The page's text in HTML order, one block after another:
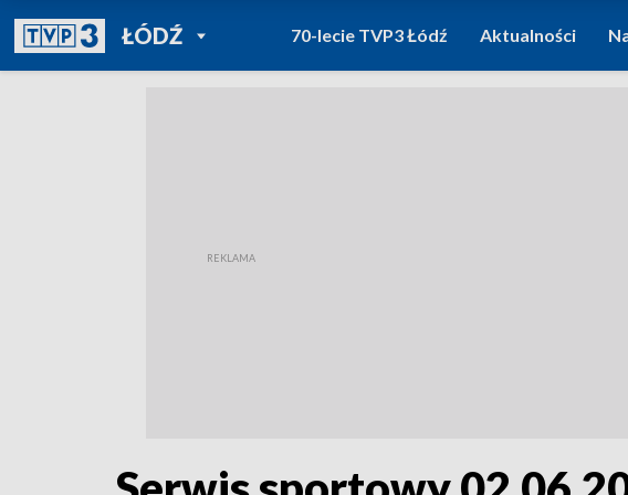
ŁÓDŹPOWRÓT DO
TVP REGIONY
70-lecie TVP3 Łódź Aktualności